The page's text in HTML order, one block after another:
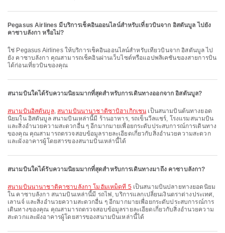
Pegasus Airlines มีบริการเช็คอินออนไลน์สำหรับเที่ยวบินจาก อิสตันบูล ไปยัง
คาซาบลังกา หรือไม่?
ใช่ Pegasus Airlines ให้บริการเช็คอินออนไลน์สำหรับเที่ยวบินจาก อิสตันบูล ไป
ยัง คาซาบลังกา คุณสามารถเช็คอินผ่านเว็บไซต์หรือแอปพลิเคชันของสายการบิน
ได้ก่อนเที่ยวบินของคุณ
สนามบินใดได้รับความนิยมมากที่สุดสำหรับการเดินทางออกจาก อิสตันบูล?
สนามบินอิสตันบูล, สนามบินนานาชาติซาบิฮาเกิกเชน เป็นสนามบินต้นทางยอด
นิยมใน อิสตันบูล สนามบินเหล่านี้มี ร้านอาหาร, รถเข็นวีลแชร์, โรงแรมสนามบิน
และสิ่งอำนวยความสะดวกอื่น ๆ อีกมากมายเพื่อยกระดับประสบการณ์การเดินทาง
ของคุณ คุณสามารถตรวจสอบข้อมูลรายละเอียดเกี่ยวกับสิ่งอำนวยความสะดวก
และผังอาคารผู้โดยสารของสนามบินเหล่านี้ได้
สนามบินใดได้รับความนิยมมากที่สุดสำหรับการเดินทางมาถึง คาซาบลังกา?
สนามบินนานาชาติคาซาบลังกา โมฮัมเหม็ดที่ 5เป็นสนามบินปลายทางยอดนิยม
ใน คาซาบลังกา สนามบินเหล่านี้มี รถไฟ, บริการแลกเปลี่ยนเงินตราต่างประเทศ,
เลานจ์ และสิ่งอำนวยความสะดวกอื่น ๆ อีกมากมายเพื่อยกระดับประสบการณ์การ
เดินทางของคุณ คุณสามารถตรวจสอบข้อมูลรายละเอียดเกี่ยวกับสิ่งอำนวยความ
สะดวกและผังอาคารผู้โดยสารของสนามบินเหล่านี้ได้